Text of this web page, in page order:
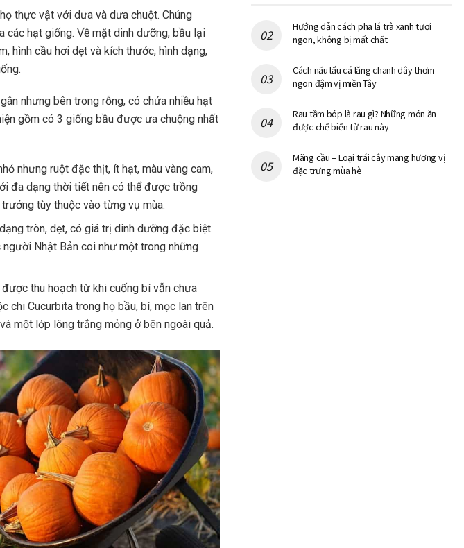
thực vật với dưa và dưa chuột. Chúng
hạt giống. Về mặt dinh dưỡng, bầu lại
hình cầu hơi dẹt và kích thước, hình dạng,
nhưng bên trong rỗng, có chứa nhiều hạt
gồm có 3 giống bầu được ưa chuộng nhất
nhưng ruột đặc thịt, ít hạt, màu vàng cam,
đa dạng thời tiết nên có thể được trồng
tùy thuộc vào từng vụ mùa.
tròn, dẹt, có giá trị dinh dưỡng đặc biệt.
Nhật Bản coi như một trong những
thu hoạch từ khi cuống bí vẫn chưa
chi Cucurbita trong họ bầu, bí, mọc lan trên
một lớp lông trắng mỏng ở bên ngoài quả.
Hướng dẫn cách pha lá trà xanh tươi
ngon, không bị mất chất
Cách nấu lẩu cá lăng chanh dây thơm
ngon đậm vị miền Tây
Rau tầm bóp là rau gì? Những món ăn
được chế biến từ rau này
Mãng cầu – Loại trái cây mang hương vị
đặc trưng mùa hè